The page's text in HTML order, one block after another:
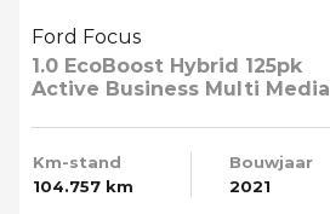
Ford Focus
1.0 EcoBoost Hybrid 125pk
Active Business Multi Media
Km-stand
104.757 km
Bouwjaar
2021